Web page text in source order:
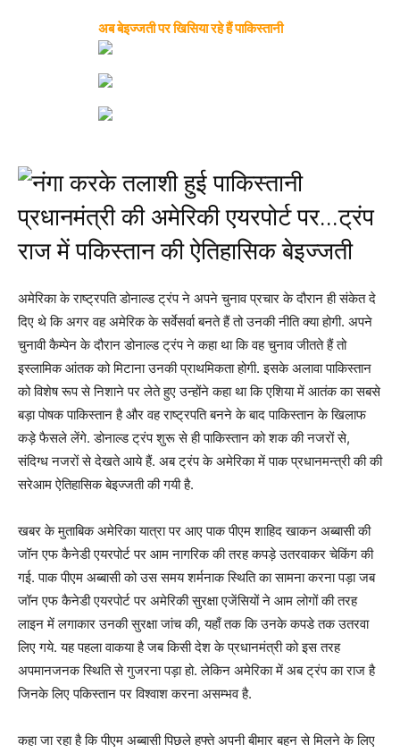
अब बेइज्जती पर खिसिया रहे हैं पाकिस्तानी
अमेरिका के राष्ट्रपति डोनाल्ड ट्रंप ने अपने चुनाव प्रचार के दौरान ही संकेत दे
दिए थे कि अगर वह अमेरिक के सर्वेसर्वा बनते हैं तो उनकी नीति क्या होगी. अपने
चुनावी कैम्पेन के दौरान डोनाल्ड ट्रंप ने कहा था कि वह चुनाव जीतते हैं तो
इस्लामिक आंतक को मिटाना उनकी प्राथमिकता होगी. इसके अलावा पाकिस्तान
को विशेष रूप से निशाने पर लेते हुए उन्होंने कहा था कि एशिया में आतंक का सबसे
बड़ा पोषक पाकिस्तान है और वह राष्ट्रपति बनने के बाद पाकिस्तान के खिलाफ
कड़े फैसले लेंगे. डोनाल्ड ट्रंप शुरू से ही पाकिस्तान को शक की नजरों से,
संदिग्ध नजरों से देखते आये हैं. अब ट्रंप के अमेरिका में पाक प्रधानमन्त्री की की
सरेआम ऐतिहासिक बेइज्जती की गयी है.
खबर के मुताबिक अमेरिका यात्रा पर आए पाक पीएम शाहिद खाकन अब्बासी की
जॉन एफ कैनेडी एयरपोर्ट पर आम नागरिक की तरह कपड़े उतरवाकर चेकिंग की
गई. पाक पीएम अब्बासी को उस समय शर्मनाक स्थिति का सामना करना पड़ा जब
जॉन एफ कैनेडी एयरपोर्ट पर अमेरिकी सुरक्षा एजेंसियों ने आम लोगों की तरह
लाइन में लगाकार उनकी सुरक्षा जांच की, यहाँ तक कि उनके कपडे तक उतरवा
लिए गये. यह पहला वाकया है जब किसी देश के प्रधानमंत्री को इस तरह
अपमानजनक स्थिति से गुजरना पड़ा हो. लेकिन अमेरिका में अब ट्रंप का राज है
जिनके लिए पकिस्तान पर विश्वाश करना असम्भव है.
कहा जा रहा है कि पीएम अब्बासी पिछले हफ्ते अपनी बीमार बहन से मिलने के लिए